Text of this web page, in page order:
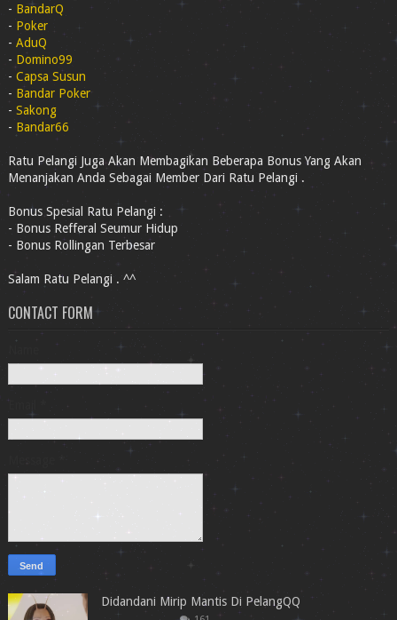
- BandarQ
- Poker
- AduQ
- Domino99
- Capsa Susun
- Bandar Poker
- Sakong
- Bandar66
Ratu Pelangi Juga Akan Membagikan Beberapa Bonus Yang Akan
Menanjakan Anda Sebagai Member Dari Ratu Pelangi .
Bonus Spesial Ratu Pelangi :
- Bonus Refferal Seumur Hidup
- Bonus Rollingan Terbesar
Salam Ratu Pelangi . ^^
CONTACT FORM
Email
Message *
Didandani Mirip Mantis Di PelangQQ